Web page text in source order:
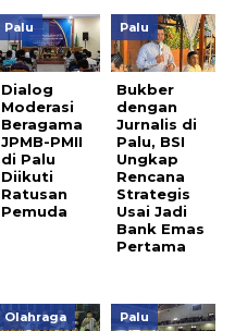
Palu
Dialog
Moderasi
Beragama
JPMB-PMII
di Palu
Diikuti
Ratusan
Pemuda
Palu
Bukber
dengan
Jurnalis di
Palu, BSI
Ungkap
Rencana
Strategis
Usai Jadi
Bank Emas
Pertama
Olahraga Palu